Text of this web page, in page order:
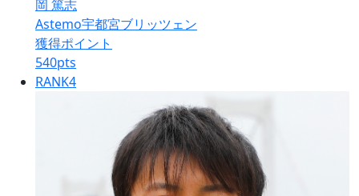
岡 篤志
Astemo宇都宮ブリッツェン
獲得ポイント
540pts
RANK4